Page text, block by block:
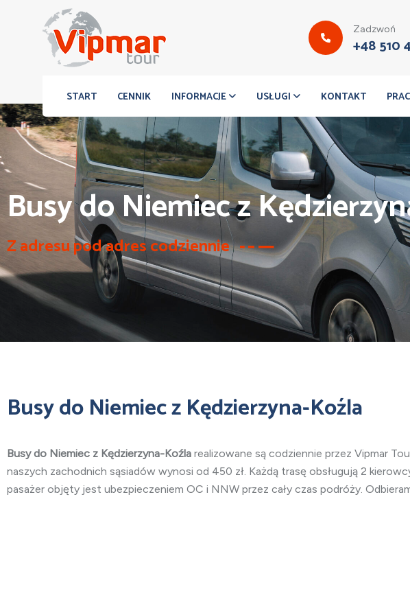
Zadzwoń
+48 510
START CENNIK INFORMACJE USŁUGI KONTAKT
Busy do Niemiec z
Z adresu pod adres codziennie
Busy do Niemiec z Kędzierzyna-Koźla
Busy do Niemiec z Kędzierzyna-Koźla realizowane są codziennie przez Vipmar
naszych zachodnich sąsiadów wynosi od 450 zł. Każdą trasę obsługują 2
pasażer objęty jest ubezpieczeniem OC i NNW przez cały czas podróży.